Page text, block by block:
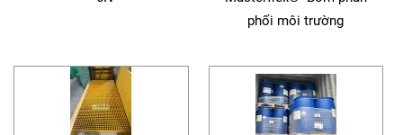
phối môi trường